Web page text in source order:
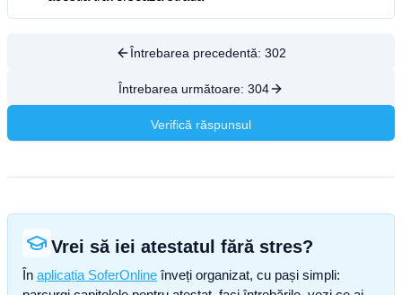
Întrebarea precedentă: 302
Întrebarea următoare: 304
Verifică răspunsul
Vrei să iei atestatul fără stres?
În aplicația SoferOnline înveți organizat, cu pași simpli: